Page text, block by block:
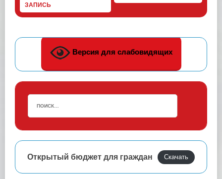
ЗАПИСЬ
Версия для слабовидящих
Открытый бюджет для граждан Скачать